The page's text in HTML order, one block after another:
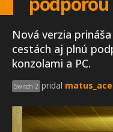
Nová verzia
cestách aj plnú
konzolami a PC.
Switch 2 pridal matus_ace